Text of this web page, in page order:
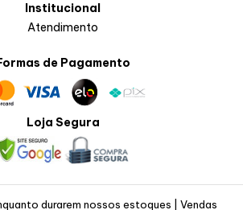
Institucional
Atendimento
de Pagamento
Loja Segura
durarem nossos estoques | Vendas